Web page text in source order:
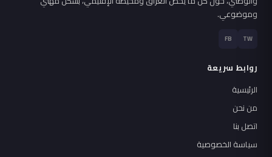
وموضوعي.
TW
FB
روابط سريعة
الرئيسية
من نحن
اتصل بنا
سياسة الخصوصية